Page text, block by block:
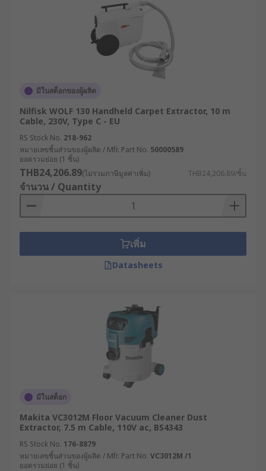
อเนกประสงค์เพื่อทำความสะอาดหลังการ
ก่อสร้างหรือหลังการจัดงานอีเวนต์
RS จำหน่ายเครื่องดูดฝุ่น
คุณภาพสูงจากแบรนด์ชั้นนำ
อิเล็กทรอนิกส์ เราจำหน่ายเครื่องดูดฝุ่นไร้สาย เครื่อง
ดูดฝุ่นอุตสาหกรรมหนัก จากแบรนด์ชั้นนำ ที่ผ่านการ
รับรองด้านคุณภาพ ไม่ว่าจะเป็น Karcher,Bosch
แบรนด์ของเราเองอย่าง
เครื่องดูดฝุ่นอุตสาหกรรมได้ตลอด 24 ชั่วโมงผ่าน
เว็บไซต์ทั้งราคาปลีกและราคาส่ง นอกจากนี้ เรายัง
อุปกรณ์ทำความสะอาดพื้น
บริการจัดส่งทั่วประเทศไทย
ปรึกษาผู้เชี่ยวชาญของเราเพื่อขอรับคำแนะนำในการ
เลือกซื้อสินค้าให้เหมาะสมกับการใช้งานของคุณได้เลย
มีในสต็อกของผู้ผลิต
Nilfisk WOLF 130 Handheld Carpet Extractor, 10 m
Cable, 230V, Type C - EU
RS Stock No. 218-962
หมายเลขชิ้นส่วนของผู้ผลิต / Mfr. Part No. 50000589
ยอดรวมย่อย (1 ชิ้น)
THB24,206.89(ไม่รวมภาษีมูลค่าเพิ่ม) THB24,206.89/ชิ้น
จำนวน / Quantity
เพิ่ม
Datasheets
มีในสต็อก
Makita VC3012M Floor Vacuum Cleaner Dust
Extractor, 7.5 m Cable, 110V ac, BS4343
RS Stock No. 176-8879
หมายเลขชิ้นส่วนของผู้ผลิต / Mfr. Part No. VC3012M /1
ยอดรวมย่อย (1 ชิ้น)